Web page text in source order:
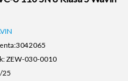
3042065
ZEW-030-0010
25